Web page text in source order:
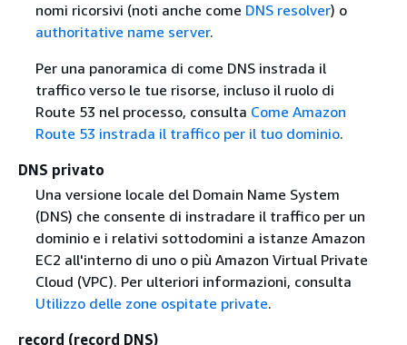
nomi ricorsivi (noti anche come DNS resolver) o
authoritative name server.
Per una panoramica di come DNS instrada il
traffico verso le tue risorse, incluso il ruolo di
Route 53 nel processo, consulta Come Amazon
Route 53 instrada il traffico per il tuo dominio.
DNS privato
Una versione locale del Domain Name System
(DNS) che consente di instradare il traffico per un
dominio e i relativi sottodomini a istanze Amazon
EC2 all'interno di uno o più Amazon Virtual Private
Cloud (VPC). Per ulteriori informazioni, consulta
Utilizzo delle zone ospitate private.
record (record DNS)